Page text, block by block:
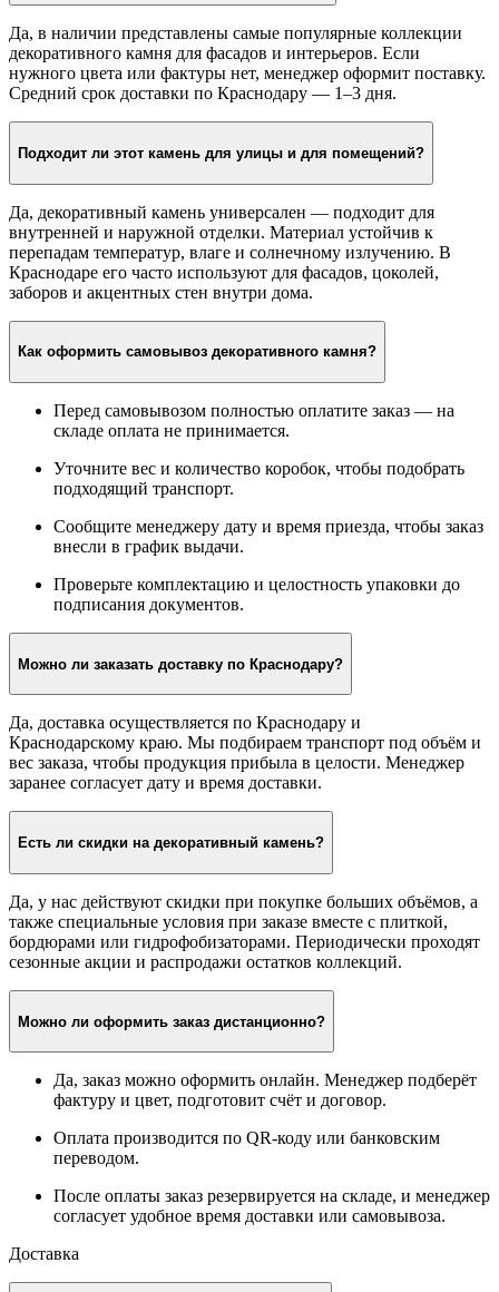
Да, в наличии представлены самые популярные коллекции
декоративного камня для фасадов и интерьеров. Если
нужного цвета или фактуры нет, менеджер оформит поставку.
Средний срок доставки по Краснодару — 1–3 дня.
Подходит ли этот камень для улицы и для помещений?
Да, декоративный камень универсален — подходит для
внутренней и наружной отделки. Материал устойчив к
перепадам температур, влаге и солнечному излучению. В
Краснодаре его часто используют для фасадов, цоколей,
заборов и акцентных стен внутри дома.
Как оформить самовывоз декоративного камня?
Перед самовывозом полностью оплатите заказ — на
складе оплата не принимается.
Уточните вес и количество коробок, чтобы подобрать
подходящий транспорт.
Сообщите менеджеру дату и время приезда, чтобы заказ
внесли в график выдачи.
Проверьте комплектацию и целостность упаковки до
подписания документов.
Можно ли заказать доставку по Краснодару?
Да, доставка осуществляется по Краснодару и
Краснодарскому краю. Мы подбираем транспорт под объём и
вес заказа, чтобы продукция прибыла в целости. Менеджер
заранее согласует дату и время доставки.
Есть ли скидки на декоративный камень?
Да, у нас действуют скидки при покупке больших объёмов, а
также специальные условия при заказе вместе с плиткой,
бордюрами или гидрофобизаторами. Периодически проходят
сезонные акции и распродажи остатков коллекций.
Можно ли оформить заказ дистанционно?
Да, заказ можно оформить онлайн. Менеджер подберёт
фактуру и цвет, подготовит счёт и договор.
Оплата производится по QR-коду или банковским
переводом.
После оплаты заказ резервируется на складе, и менеджер
согласует удобное время доставки или самовывоза.
Доставка